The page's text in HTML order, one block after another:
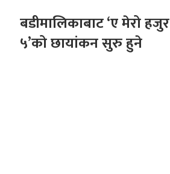
बडीमालिकाबाट ‘ए मेरो हजुर
५’को छायांकन सुरु हुने